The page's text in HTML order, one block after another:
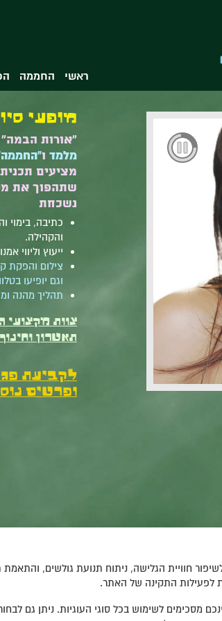
ראשי החממה
מופעי
"אורות
מלמד ו
מציעים
שתהפוך את
נשכחת
כתיבה, בימוי
והקהילה.
ייעוץ וליווי
צילום והפקת
וגם יופיעו
תהליך מהנה
צוות מקצועי
תאטרון
לקביעת
ופרטים
חוויית הגלישה, ניתוח תנועת גולשים, והתאמת
לפעילות התקינה של האתר.
מסכימים לשימוש בכל סוגי העוגיות. ניתן גם